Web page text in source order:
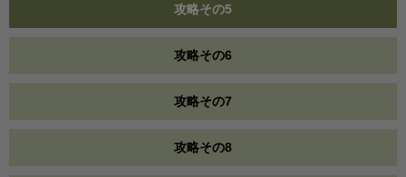
攻略その5
攻略その6
攻略その7
攻略その8